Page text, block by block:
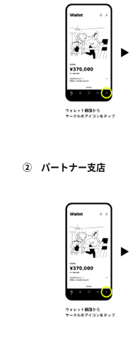
② パートナー支店